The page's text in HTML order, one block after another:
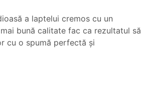
23.90 lei.
a laptelui cremos cu un
bună calitate fac ca rezultatul să
cu o spumă perfectă și